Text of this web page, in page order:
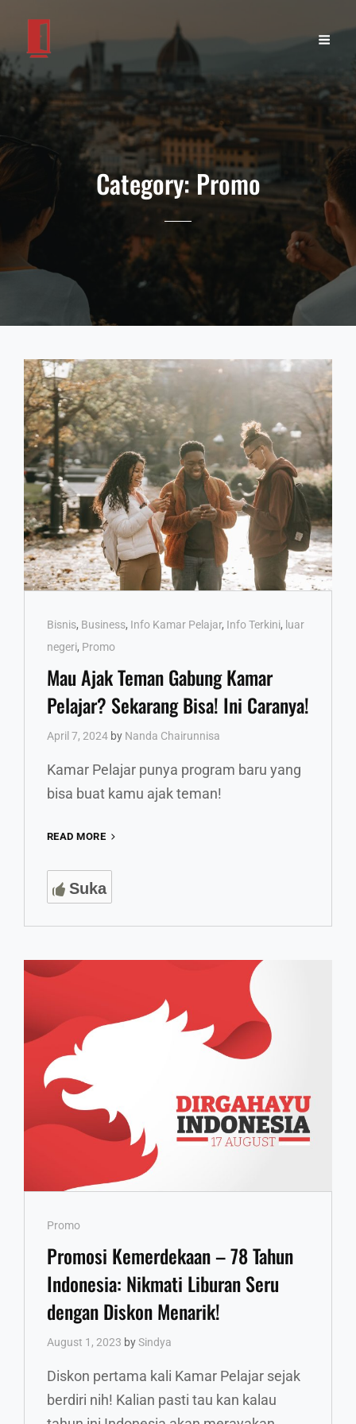
Category:Promo
Cat
Links
Bisnis, Business, Info Kamar Pelajar, Info Terkini, luar
negeri, Promo
Mau Ajak Teman Gabung Kamar
Pelajar? Sekarang Bisa! Ini Caranya!
April 7, 2024 by Nanda Chairunnisa
Kamar Pelajar punya program baru yang
bisa buat kamu ajak teman!
READ MORE
Suka
Cat
Links
Promo
Promosi Kemerdekaan – 78 Tahun
Indonesia: Nikmati Liburan Seru
dengan Diskon Menarik!
August 1, 2023 bySindya
Diskon pertama kali Kamar Pelajar sejak
berdiri nih! Kalian pasti tau kan kalau